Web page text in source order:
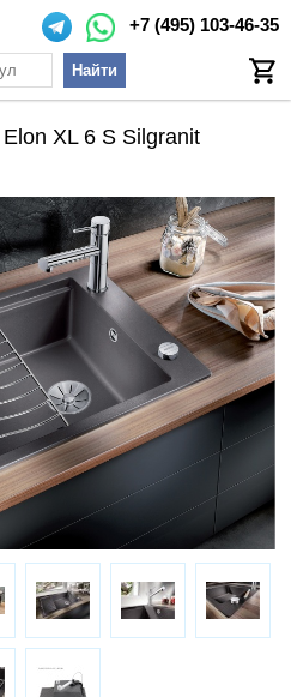
+7 (495) 103-46-35
Найти
XL 6 S Silgranit